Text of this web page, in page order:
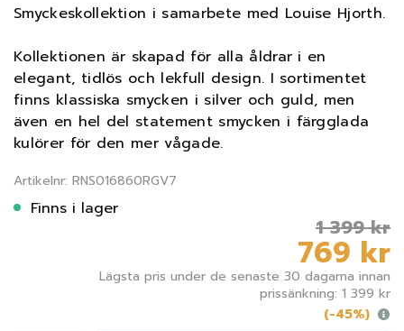
Smyckeskollektion i samarbete med Louise Hjorth.
Kollektionen är skapad för alla åldrar i en
elegant, tidlös och lekfull design. I sortimentet
finns klassiska smycken i silver och guld, men
även en hel del statement smycken i färgglada
kulörer för den mer vågade.
Artikelnr: RNS016860RGV7
Finns i lager
1 399 kr
769 kr
Lägsta pris under de senaste 30 dagarna innan
prissänkning: 1 399 kr
(-45%)